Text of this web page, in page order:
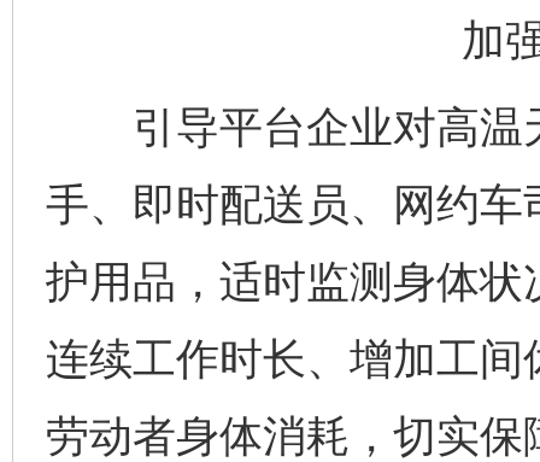
加
引导平台企业对高温
手、即时配送员、网约
护用品，适时监测身体
连续工作时长、增加工
劳动者身体消耗，切实